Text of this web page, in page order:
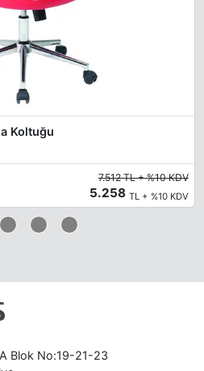
Koltuğu
7.512 TL + %10 KDV
5.258 TL + %10 KDV
Blok No:19-21-23